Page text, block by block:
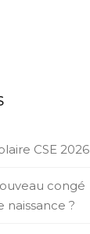
CSE 2026
congé
?